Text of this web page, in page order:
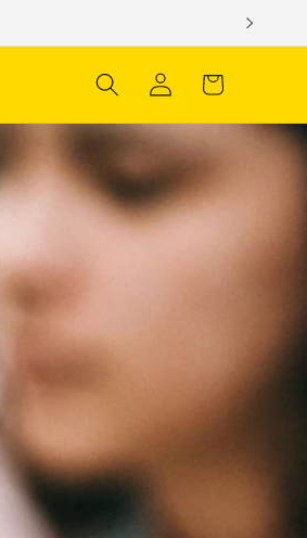
Iniciar
sesión
Carrito